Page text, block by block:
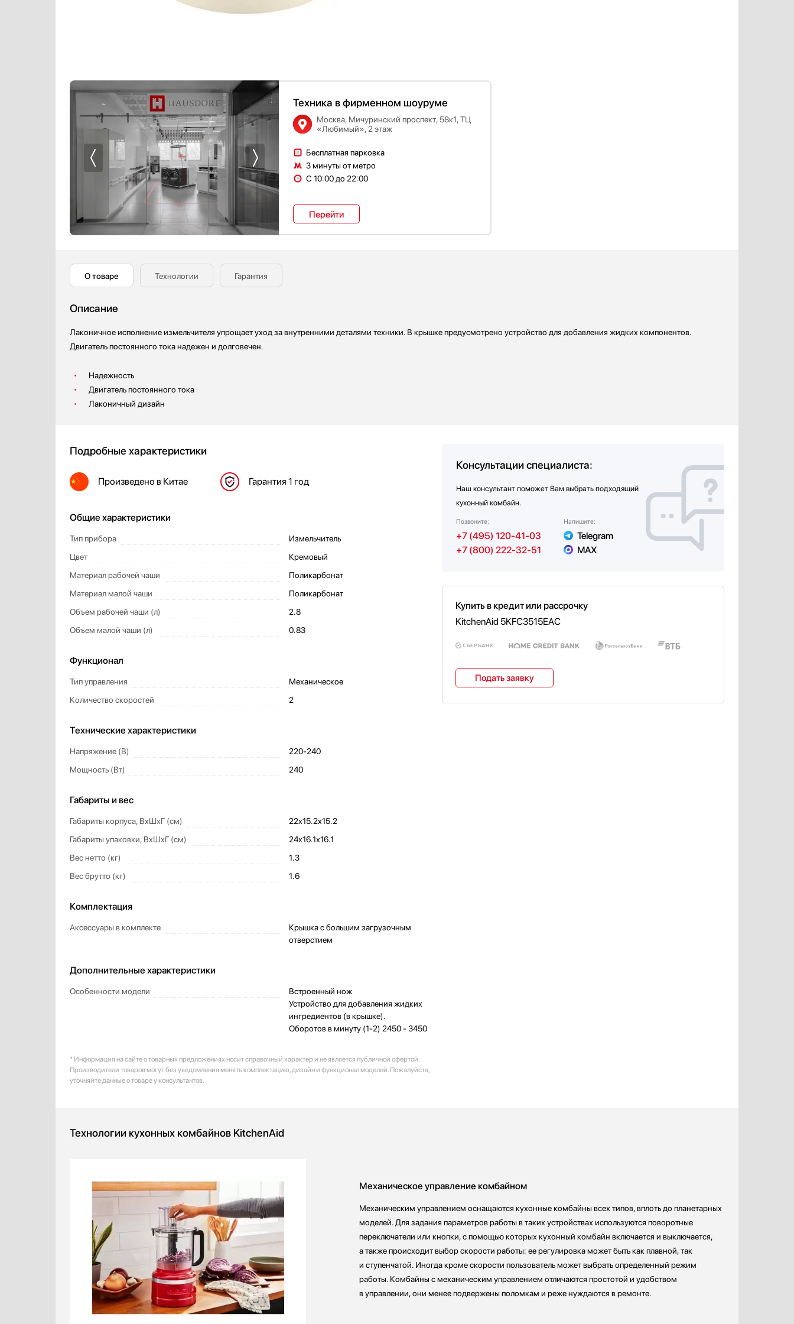
Профессиональные ледогенераторы
Стаканомоечные машины
Стиральные машины
Сушильные машины
Телевизоры
Тостеры
Увлажнители воздуха
Холодильники
Холодильное оборудование
Чайники
Техника в фирменном шоуруме
Москва, Мичуринский проспект, 58к1, ТЦ
«Любимый», 2 этаж
Бесплатная парковка
3 минуты от метро
С 10:00 до 22:00
Перейти
О товаре Технологии Гарантия
Описание
Лаконичное исполнение измельчителя упрощает уход за внутренними деталями техники. В крышке предусмотрено устройство для добавления жидких компонентов.
Двигатель постоянного тока надежен и долговечен.
Надежность
Двигатель постоянного тока
Лаконичный дизайн
Подробные характеристики
Произведено в Китае Гарантия 1 год
Общие характеристики
Тип прибора
Измельчитель
Цвет
Кремовый
Материал рабочей чаши
Поликарбонат
Материал малой чаши
Поликарбонат
Объем рабочей чаши (л)
2.8
Объем малой чаши (л)
0.83
Функционал
Тип управления
Механическое
Количество скоростей
2
Технические характеристики
Напряжение (В)
220-240
Мощность (Вт)
240
Габариты и вес
Габариты корпуса, ВxШxГ (см)
22х15.2х15.2
Габариты упаковки, ВxШxГ (см)
24х16.1х16.1
Вес нетто (кг)
1.3
Вес брутто (кг)
1.6
Комплектация
Аксессуары в комплекте
Крышка с большим загрузочным
отверстием
Дополнительные характеристики
Особенности модели
Встроенный нож
Устройство для добавления жидких
ингредиентов (в крышке).
Оборотов в минуту (1-2) 2450 - 3450
* Информация на сайте о товарных предложениях носит справочный характер и не является публичной офертой.
Производители товаров могут без уведомления менять комплектацию, дизайн и функционал моделей. Пожалуйста,
уточняйте данные о товаре у консультантов.
Консультации специалиста:
Наш консультант поможет Вам выбрать подходящий
кухонный комбайн.
Позвоните:
+7 (495) 120-41-03
+7 (800) 222-32-51
Напишите:
Telegram
MAX
Купить в кредит или рассрочку
KitchenAid 5KFC3515EAC
Подать заявку
Технологии кухонных комбайнов KitchenAid
Механическое управление комбайном
Механическим управлением оснащаются кухонные комбайны всех типов, вплоть до планетарных
моделей. Для задания параметров работы в таких устройствах используются поворотные
переключатели или кнопки, с помощью которых кухонный комбайн включается и выключается,
а также происходит выбор скорости работы: ее регулировка может быть как плавной, так
и ступенчатой. Иногда кроме скорости пользователь может выбрать определенный режим
работы. Комбайны с механическим управлением отличаются простотой и удобством
в управлении, они менее подвержены поломкам и реже нуждаются в ремонте.